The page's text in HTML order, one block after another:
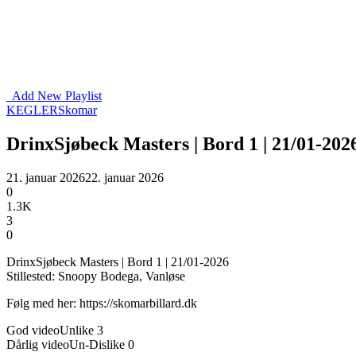
Add New Playlist
KEGLERSkomar
DrinxSjøbeck Masters | Bord 1 | 21/01-
21. januar 202622. januar 2026
0
1.3K
3
0
DrinxSjøbeck Masters | Bord 1 | 21/01-2026
Stillested: Snoopy Bodega, Vanløse
Følg med her: https://skomarbillard.dk
God videoUnlike 3
Dårlig videoUn-Dislike 0